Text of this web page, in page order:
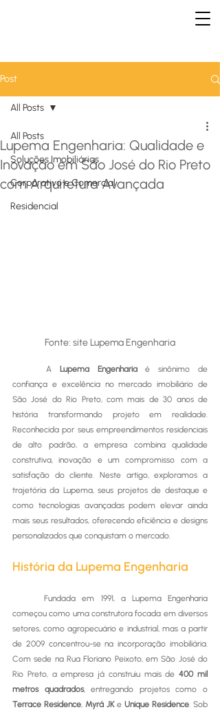
Post
All Posts
Soluções Imobiliárias
Corporativo e Comercial
Residencial
All Posts
Lupema Engenharia: Qualidade e
Inovação em São José do Rio Preto
com Arquitetura Avançada
Fonte: site Lupema Engenharia
	A
Lupema Engenharia é sinônimo de
confiança e excelência no mercado imobiliário de
São José do Rio Preto, com mais de 30 anos de
história transformando projeto em realidade.
Reconhecida por seus empreendimentos residenciais
de alto padrão, a empresa combina qualidade
construtiva, inovação e um compromisso com a
satisfação do cliente. Neste artigo, exploramos a
trajetória da Lupema, seus projetos de destaque e
como tecnologias avançadas podem elevar ainda
mais seus resultados, oferecendo eficiência e designs
personalizados que conquistam o mercado.
História da Lupema Engenharia
	Fundada em 1991, a Lupema Engenharia
começou como uma construtora focada em diversos
setores, como agropecuário e industrial, mas a partir
de 2009 concentrou-se na incorporação imobiliária.
Com sede na Rua Floriano Peixoto, em São José do
Rio Preto, a empresa já construiu mais de 400 mil
metros quadrados
Terrace Residence, Myrá JK e Unique Residence. Sob